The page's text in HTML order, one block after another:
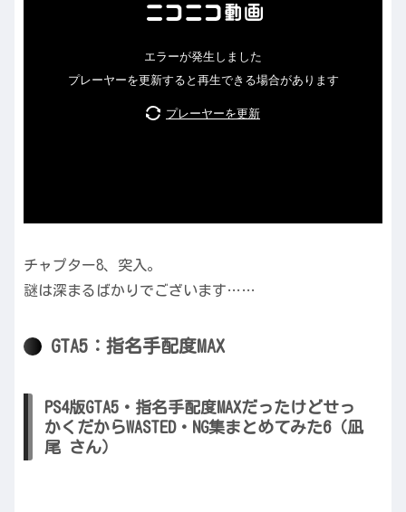
チャプター8、突入。
謎は深まるばかりでございます……
GTA5：指名手配度MAX
PS4版GTA5・指名手配度MAXだったけどせっ
かくだからWASTED・NG集まとめてみた6（凪
尾 さん）